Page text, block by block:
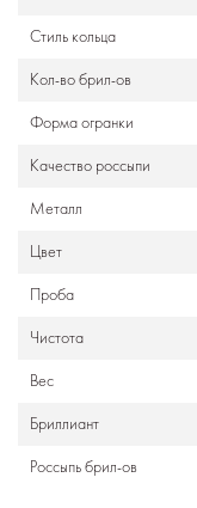
Стиль кольца
Кол-во брил-ов
Формa огранки
Качество россыпи
Металл
Цвет
Проба
Чистота
Вес
Бриллиант
Россыпь брил-ов